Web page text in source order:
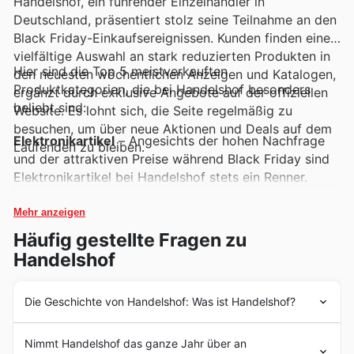
Deutschland, präsentiert stolz seine Teilnahme an den
Black Friday-Einkaufsereignissen. Kunden finden eine
vielfältige Auswahl an stark reduzierten Produkten in
den neuesten wöchentlichen Anzeigen und Katalogen,
ergänzt durch exklusive Angebote auf der offiziellen
Website. Es lohnt sich, die Seite regelmäßig zu
besuchen, um über neue Aktionen und Deals auf dem
Laufenden zu bleiben.
Hier sind die Top 5 meistverkauften
Produktkategorien, die bei Handelshof besonders
beliebt sind:
Elektronikartikel– Angesichts der hohen Nachfrage
und der attraktiven Preise während Black Friday sind
Elektronikartikel bei Handelshof stets ein Renner.
und wöchentlichen Anzeigen eine breite Palette von
Top-Marken und neuesten Gadgets zu unschlagbaren
Konditionen.
Haushaltsgeräte, diese Kategorie erfreut sich während
der Handelshof Black Friday Sales enormer
Beliebtheit. Die Angebote in den Katalogen und auf
Mehr anzeigen
Häufig gestellte Fragen zu
Handelshof
Die Geschichte von Handelshof: Was ist Handelshof?
Deutschland zurück und hat sich seit seiner Gründung
Nimmt Handelshof das ganze Jahr über an